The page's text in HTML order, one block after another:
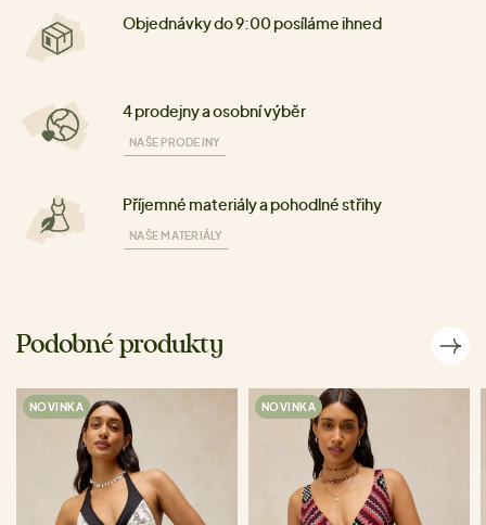
Objednávky do 9:00 posíláme ihned
4 prodejny a osobní výběr
NAŠE PRODEJNY
Příjemné materiály a pohodlné střihy
NAŠE MATERIÁLY
Podobné produkty
NOVINKA NOVINKA